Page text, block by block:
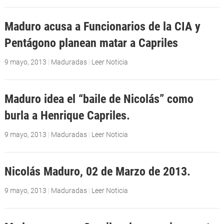
Maduro acusa a Funcionarios de la CIA y
Pentágono planean matar a Capriles
9 mayo, 2013 | Maduradas | Leer Noticia
Maduro idea el “baile de Nicolás” como
burla a Henrique Capriles.
9 mayo, 2013 | Maduradas | Leer Noticia
Nicolás Maduro, 02 de Marzo de 2013.
9 mayo, 2013 | Maduradas | Leer Noticia